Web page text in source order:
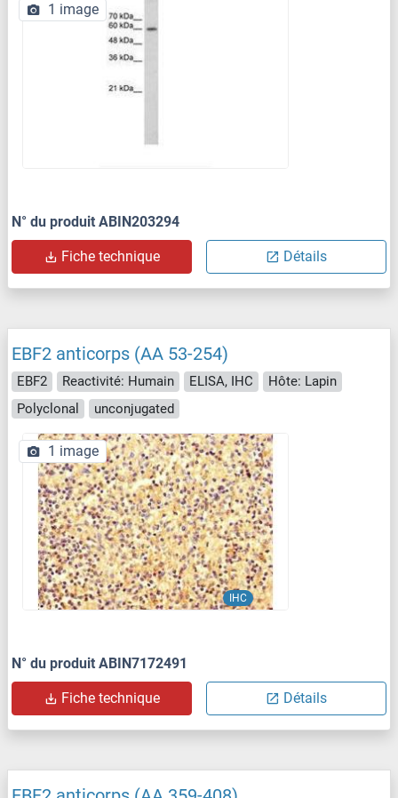
1 image
N° du produit ABIN203294
Fiche technique Détails
EBF2 anticorps (AA 53-254)
EBF2 Reactivité: Humain ELISA, IHC
Hôte: Lapin
Polyclonal
unconjugated
IHC
1 image
N° du produit ABIN7172491
Fiche technique Détails